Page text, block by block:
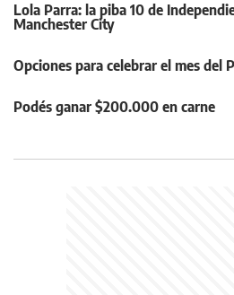
Lola Parra: la piba 10 de
Manchester City
Opciones para celebrar el mes del
Podés ganar $200.000 en carne